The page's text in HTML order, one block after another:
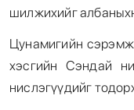
шилжихийг
Цунамигийн
хэсгийн Сэндай
нислэгүүдийг